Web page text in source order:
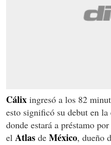
Cálix ingresó a los 82
esto significó su debut en la
donde estará a préstamo
el Atlas de México, dueño